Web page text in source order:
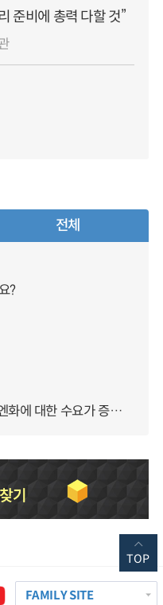
준비에 총력 다할 것”
전체
?
엔캐리트레이드가 이루어지면 엔화에 대한 수요가 증가하지 않나요?
FAMILY SITE
TOP